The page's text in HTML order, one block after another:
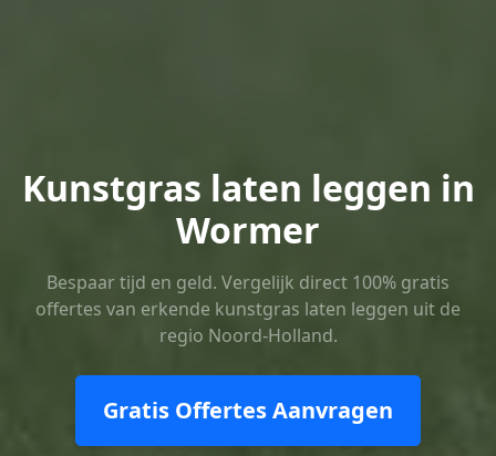
Kunstgras laten leggen in
Wormer
Bespaar tijd en geld. Vergelijk direct 100% gratis
offertes van erkende kunstgras laten leggen uit de
regio Noord-Holland.
Gratis Offertes Aanvragen